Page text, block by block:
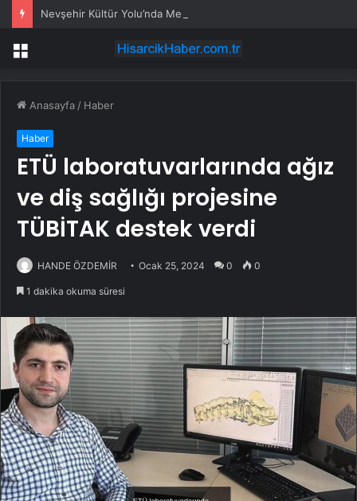
Nevşehir Kültür Yolu’nda Merve Özbey coşkusu
Menü
Anasayfa / Haber
Haber
ETÜ laboratuvarlarında ağız
ve diş sağlığı projesine
TÜBİTAK destek verdi
HANDE ÖZDEMİR Ocak 25, 2024 0 0
1 dakika okuma süresi